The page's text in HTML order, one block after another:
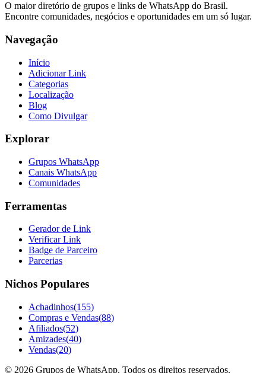
O maior diretório de grupos e links de WhatsApp do Brasil.
Encontre comunidades, negócios e oportunidades em um só lugar.
Navegação
Início
Adicionar Link
Categorias
Localização
Blog
Como Divulgar
Explorar
Grupos WhatsApp
Canais WhatsApp
Comunidades
Ferramentas
Gerador de Link
Verificar Link
Badge de Parceiro
Parcerias
Nichos Populares
Achadinhos(155)
Compras e Vendas(88)
Afiliados(52)
Amizades(40)
Vendas(20)
© 2026 Grupos de WhatsApp. Todos os direitos reservados.